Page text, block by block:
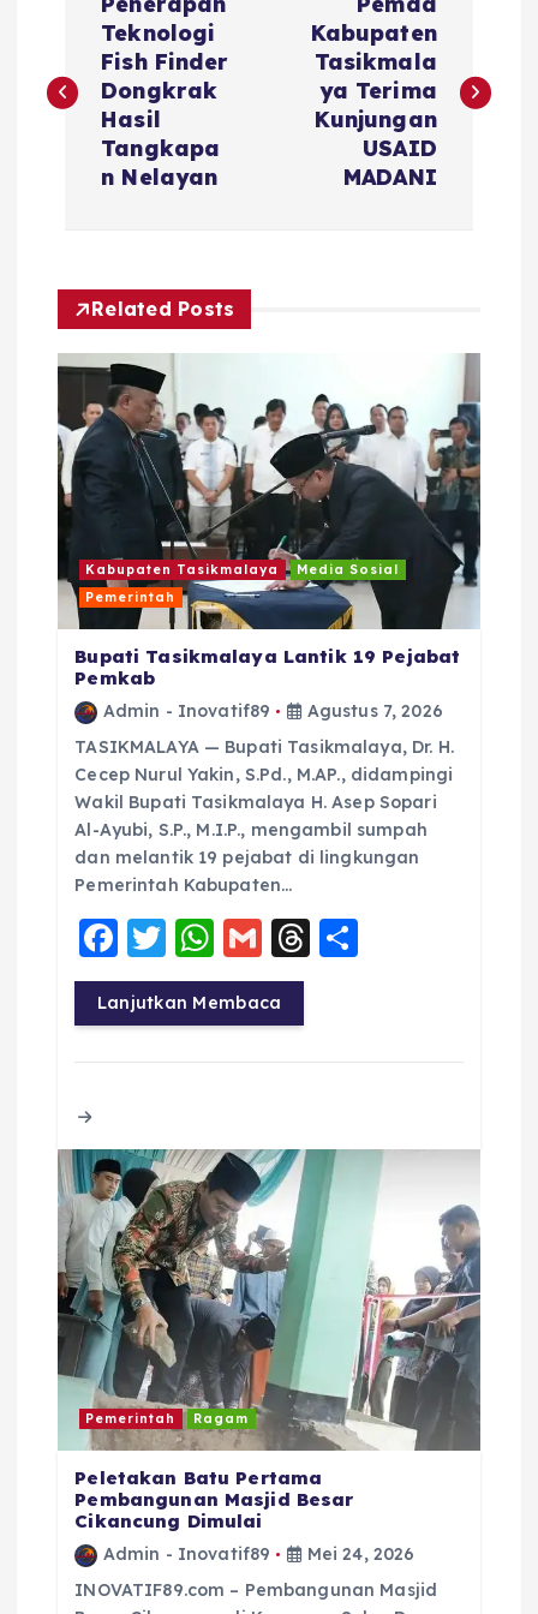
v
a
s
p
o
s
Teknologi
Fish Finder
Dongkrak
Hasil
Tangkapa
n Nelayan
Kabupaten
Tasikmala
ya Terima
Kunjungan
USAID
MADANI
Related Posts
Kabupaten Tasikmalaya
Media Sosial
Pemerintah
Bupati Tasikmalaya Lantik 19 Pejabat
Pemkab
Admin - Inovatif89
Agustus 7, 2026
TASIKMALAYA — Bupati Tasikmalaya, Dr. H.
Cecep Nurul Yakin, S.Pd., M.AP., didampingi
Wakil Bupati Tasikmalaya H. Asep Sopari
Al-Ayubi, S.P., M.I.P., mengambil sumpah
dan melantik 19 pejabat di lingkungan
Pemerintah Kabupaten…
F
a
c
e
o
k
T
w
it
te
W
h
a
ts
p
G
m
ai
l
T
a re
Lanjutkan Membaca
Pemerintah Ragam
Peletakan Batu Pertama
Pembangunan Masjid Besar
Cikancung Dimulai
Admin - Inovatif89
Mei 24, 2026
INOVATIF89.com – Pembangunan Masjid